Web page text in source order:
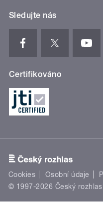
Sledujte nás
Certifikováno
Cookies Osobní údaje
© 1997-2026 Český rozhlas